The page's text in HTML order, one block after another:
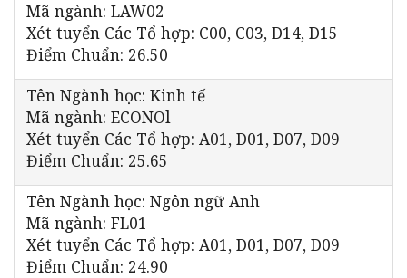
Mã ngành: LAW02
Xét tuyển Các Tổ hợp: C00, C03, D14, D15
Điểm Chuẩn: 26.50
Tên Ngành học: Kinh tế
Mã ngành: ECONOl
Xét tuyển Các Tổ hợp: A01, D01, D07, D09
Điểm Chuẩn: 25.65
Tên Ngành học: Ngôn ngữ Anh
Mã ngành: FL01
Xét tuyển Các Tổ hợp: A01, D01, D07, D09
Điểm Chuẩn: 24.90